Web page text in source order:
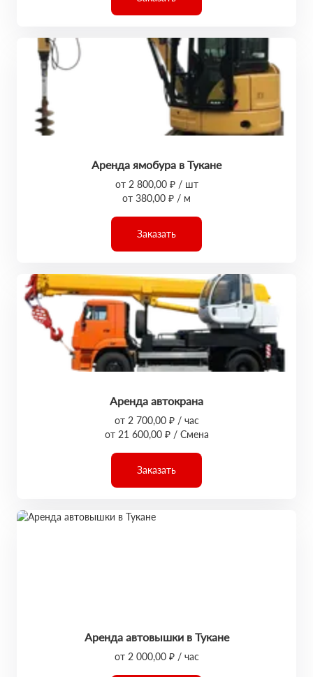
Аренда ямобура в Тукане
от 2 800,00 ₽ / шт
от 380,00 ₽ / м
Заказать
Аренда автокрана
от 2 700,00 ₽ / час
от 21 600,00 ₽ / Смена
Заказать
Аренда автовышки в Тукане
от 2 000,00 ₽ / час